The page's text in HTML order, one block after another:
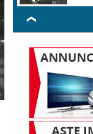
❮